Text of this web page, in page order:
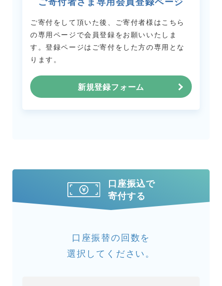
ご寄付をして頂いた後、ご寄付者様はこちら
の専用ページで会員登録をお願いいたしま
す。登録ページはご寄付をした方の専用とな
ります。
新規登録フォーム
口座振込で
寄付する
口座振替の回数を
選択してください。